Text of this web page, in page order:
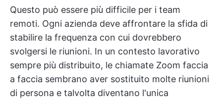
Questo può essere più difficile per i team
remoti. Ogni azienda deve affrontare la sfida di
stabilire la frequenza con cui dovrebbero
svolgersi le riunioni. In un contesto lavorativo
sempre più distribuito, le chiamate Zoom faccia
a faccia sembrano aver sostituito molte riunioni
di persona e talvolta diventano l'unica